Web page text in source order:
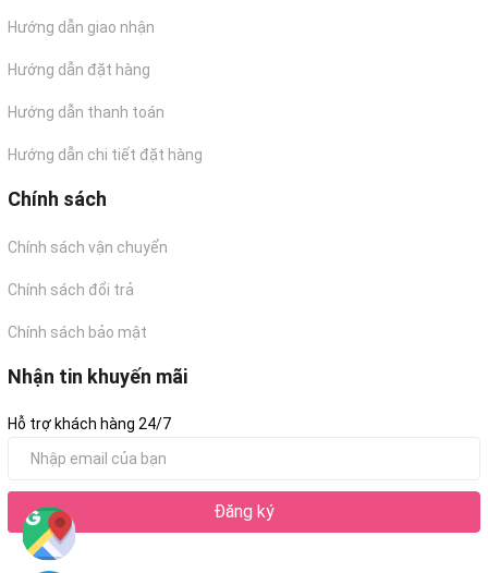
Hướng dẫn giao nhận
Hướng dẫn đặt hàng
Hướng dẫn thanh toán
Hướng dẫn chi tiết đặt hàng
Chính sách
Chính sách vận chuyển
Chính sách đổi trả
Chính sách bảo mật
Nhận tin khuyến mãi
Hỗ trợ khách hàng 24/7
Đăng ký